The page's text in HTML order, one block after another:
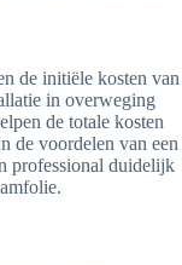
de initiële kosten van
in overweging
de totale kosten
de voordelen van een
professional duidelijk